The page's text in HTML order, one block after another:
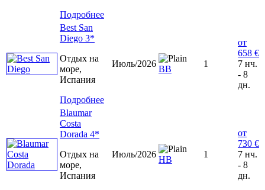
Подробнее
Best San
Diego 3*
Отдых на
море,
Испания
Подробнее
Июль/2026
BB
1
от
658 €
7 нч.
- 8
дн.
Blaumar
Costa
Dorada 4*
Отдых на
море,
Испания
Июль/2026
HB
1
от
730 €
7 нч.
- 8
дн.